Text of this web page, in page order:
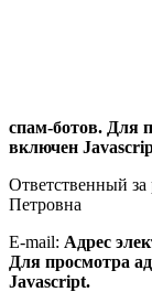
спам-ботов. Для
включен
Ответственный
Петровна
E-mail: Адрес
Для просмотра
Javascript.